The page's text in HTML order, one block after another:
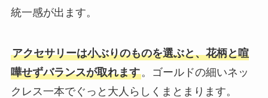
統一感が出ます。
アクセサリーは小ぶりのものを選ぶと、花柄と喧
嘩せずバランスが取れます。ゴールドの細いネッ
クレス一本でぐっと大人らしくまとまります。